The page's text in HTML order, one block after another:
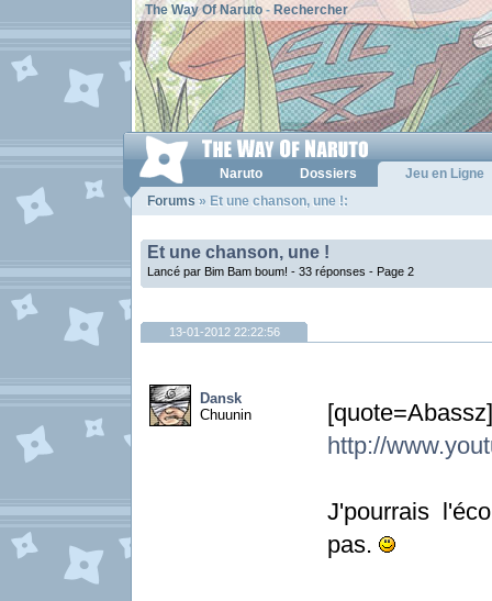
The Way Of Naruto- Rechercher
Naruto Dossiers
Jeu en Ligne
Forums » Et une chanson, une !:
Et une chanson, une !
Lancé par Bim Bam boum! - 33 réponses - Page 2
13-01-2012 22:22:56
Dansk
Chuunin
http://
J'pourrais
pas.